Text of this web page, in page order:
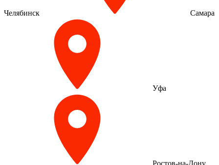
Челябинск Самара
Уфа
Ростов-на-Дону